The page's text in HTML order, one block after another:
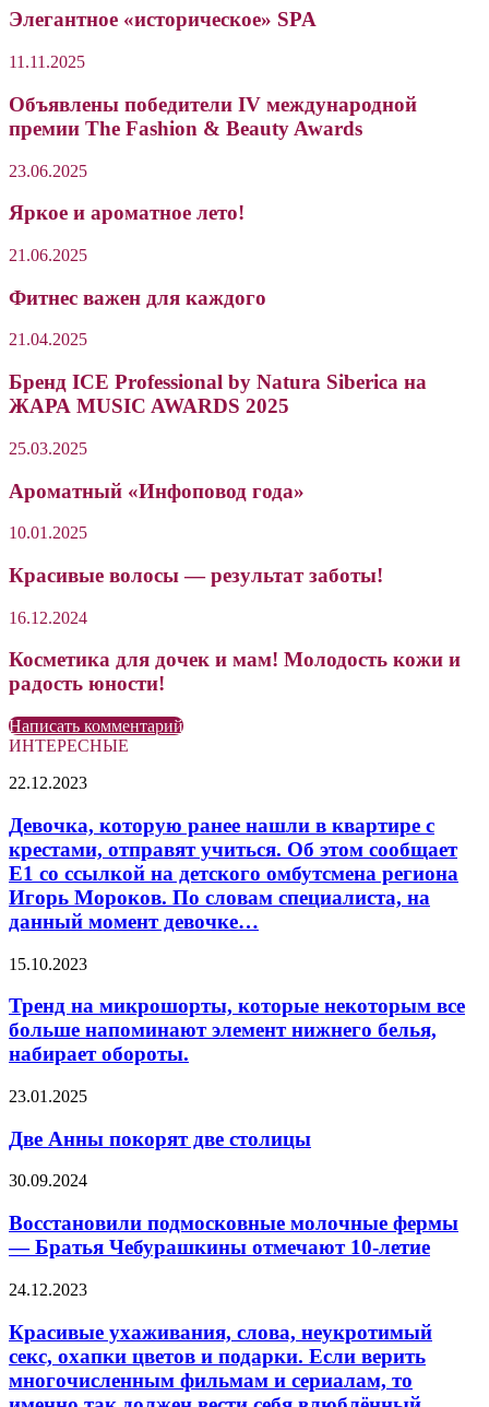
Элегантное «историческое» SPA
11.11.2025
Объявлены победители IV международной
премии The Fashion & Beauty Awards
23.06.2025
Яркое и ароматное лето!
21.06.2025
Фитнес важен для каждого
21.04.2025
Бренд ICE Professional by Natura Siberica на
ЖАРА MUSIC AWARDS 2025
25.03.2025
Ароматный «Инфоповод года»
10.01.2025
Красивые волосы — результат заботы!
16.12.2024
Косметика для дочек и мам! Молодость кожи и
радость юности!
Написать комментарий
ИНТЕРЕСНЫЕ
Девочка,
ранее
нашли
в
квартире
с
крестами,
учиться.
этом
сообщает
Е1
со
на
омбутсмена
региона
Игорь
По
словам
специалиста,
данный
девочке…
22.12.2023
Девочка, которую ранее нашли в квартире с
крестами, отправят учиться. Об этом сообщает
Е1 со ссылкой на детского омбутсмена региона
Игорь Мороков. По словам специалиста, на
данный момент девочке…
Тренд
микрошорты,
которые
некоторым
все
напоминают
нижнего
набирает
15.10.2023
Тренд на микрошорты, которые некоторым все
больше напоминают элемент нижнего белья,
набирает обороты.
Две
покорят
две
столицы
23.01.2025
Две Анны покорят две столицы
Восстановили
молочные
фермы
—
Чебурашкины
10-
летие
30.09.2024
Восстановили подмосковные молочные фермы
— Братья Чебурашкины отмечают 10-летие
Красивые
слова,
неукротимый
секс,
охапки
24.12.2023
Красивые ухаживания, слова, неукротимый
секс, охапки цветов и подарки. Если верить
многочисленным фильмам и сериалам, то